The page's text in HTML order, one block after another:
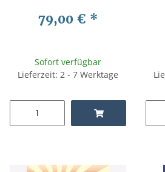
79,00 € *
Sofort verfügbar
Lieferzeit: 2 - 7 Werktage